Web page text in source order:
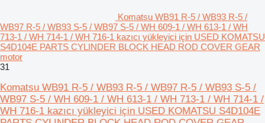
Komatsu WB91 R-5 / WB93 R-5 /
WB97 R-5 / WB93 S-5 / WB97 S-5 / WH 609-1 / WH 613-1 / WH
713-1 / WH 714-1 / WH 716-1 kazıcı yükleyici için USED KOMATSU
S4D104E PARTS CYLINDER BLOCK HEAD ROD COVER GEAR
motor
31
Komatsu WB91 R-5 / WB93 R-5 / WB97 R-5 / WB93 S-5 /
WB97 S-5 / WH 609-1 / WH 613-1 / WH 713-1 / WH 714-1 /
WH 716-1 kazıcı yükleyici için USED KOMATSU S4D104E